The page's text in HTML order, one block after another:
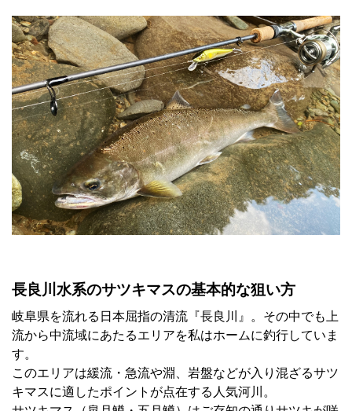
長良川水系のサツキマスの基本的な狙い方
岐阜県を流れる日本屈指の清流『長良川』。その中でも上
流から中流域にあたるエリアを私はホームに釣行していま
す。
このエリアは緩流・急流や淵、岩盤などが入り混ざるサツ
キマスに適したポイントが点在する人気河川。